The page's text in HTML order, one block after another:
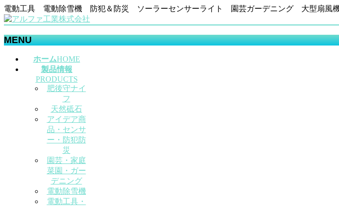
電動工具 電動除雪機 防犯＆防災 ソーラーセンサーライト 園芸ガーデニング 大型扇風
MENU
ホームHOME
製品情報
PRODUCTS
肥後守ナイ
フ
天然砥石
アイデア商
品・センサ
ー・防犯防
災
園芸・家庭
菜園・ガー
デニング
電動除雪機
電動工具・